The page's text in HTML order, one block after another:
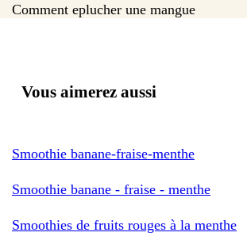
Comment eplucher une mangue
Vous aimerez aussi
Smoothie banane-fraise-menthe
Smoothie banane - fraise - menthe
Smoothies de fruits rouges à la menthe